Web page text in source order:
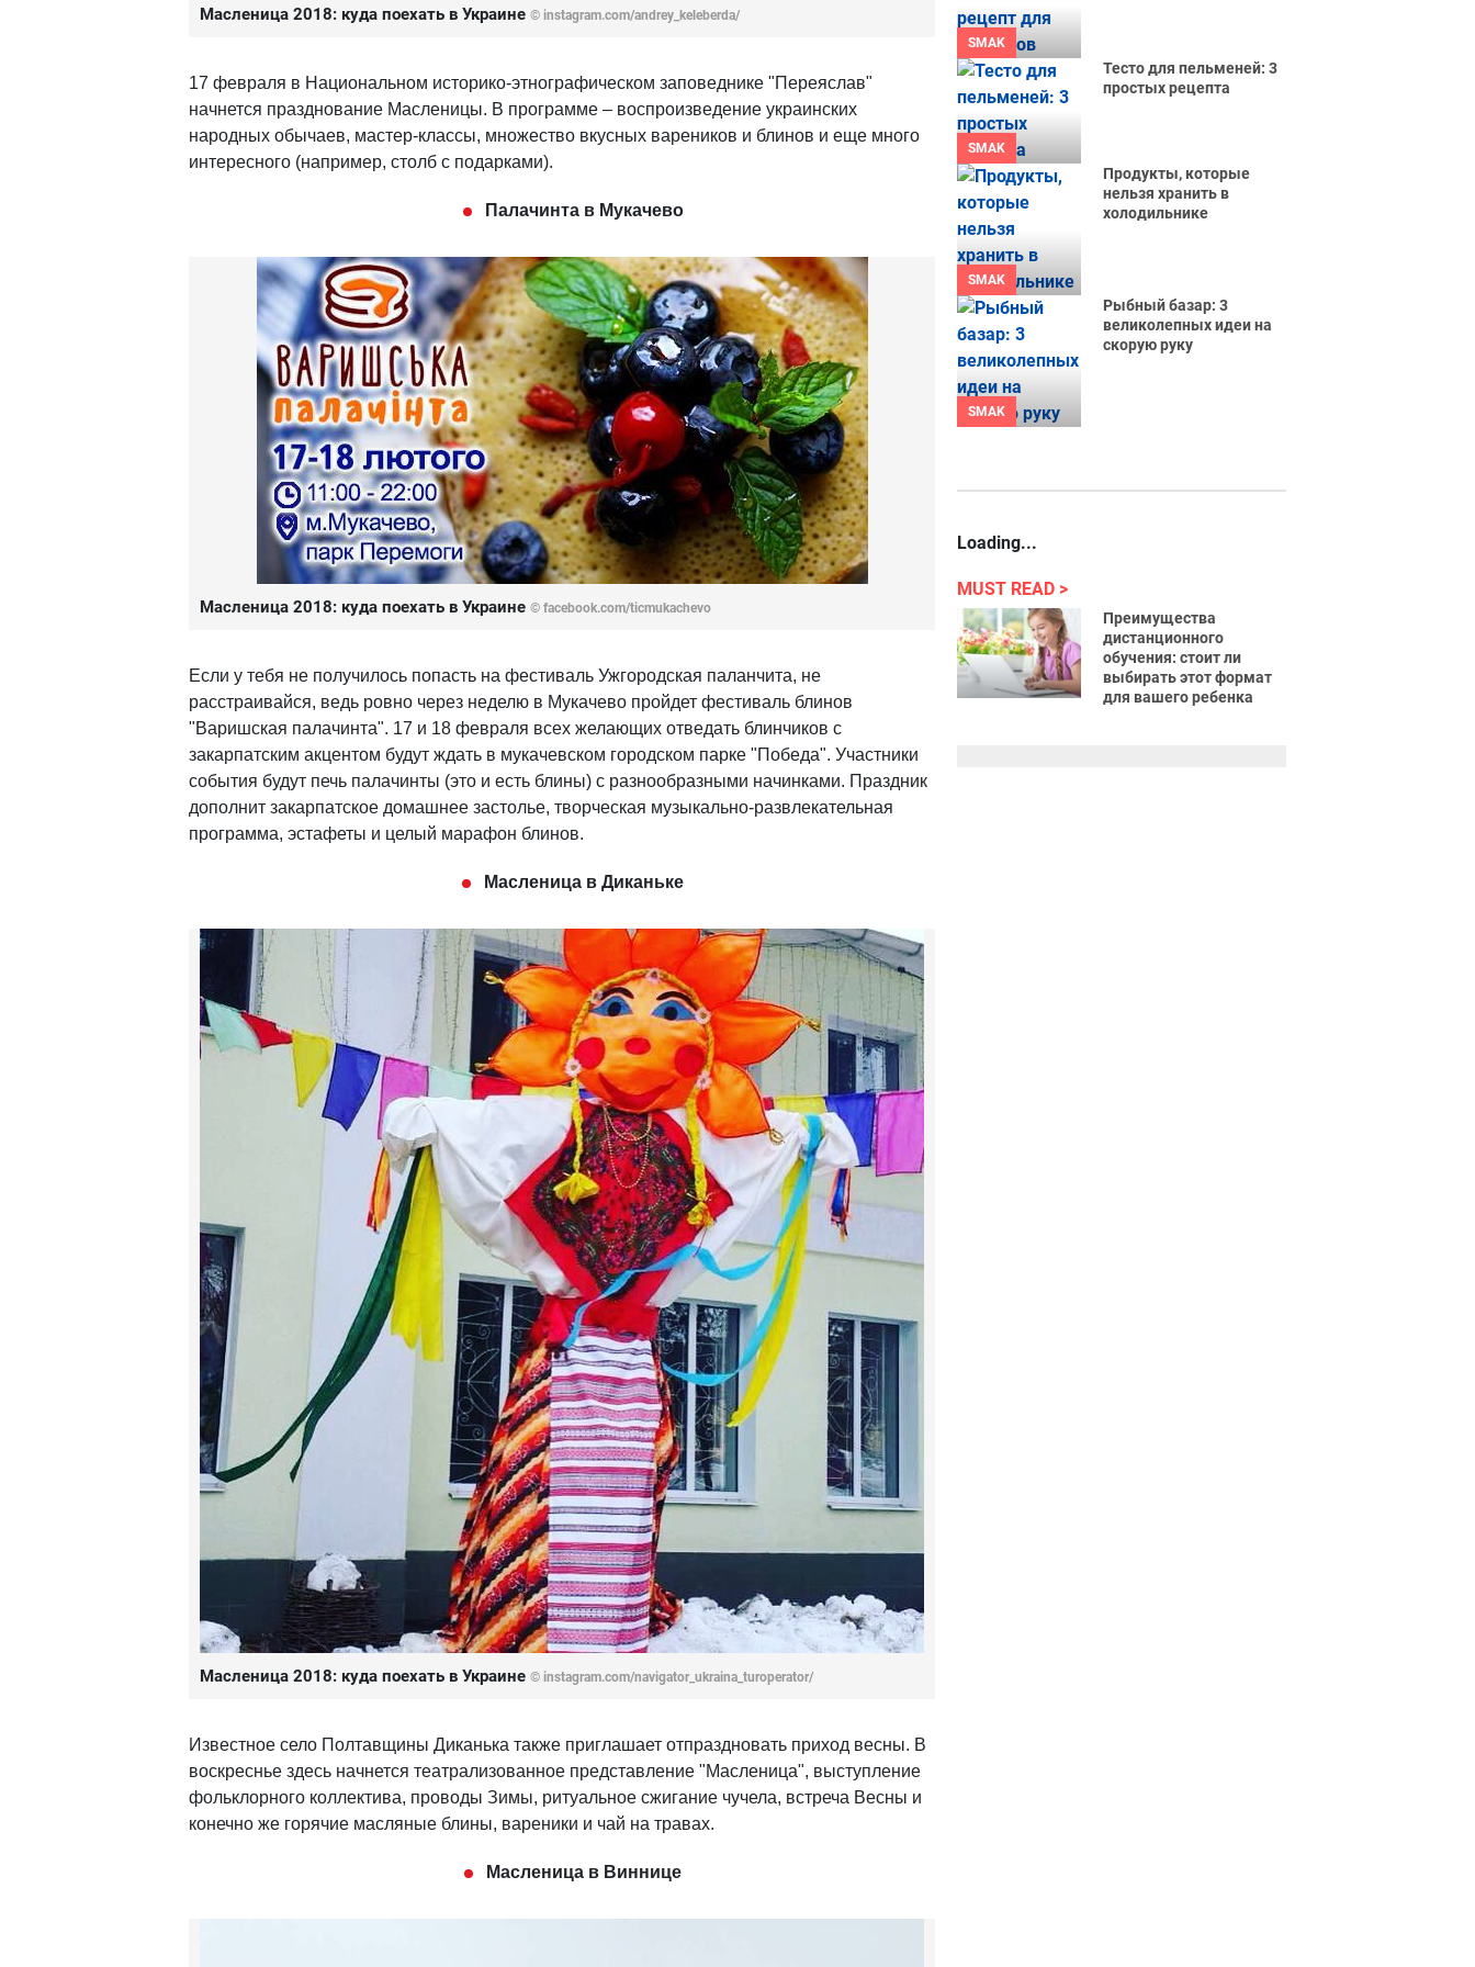
Масленица 2018: куда поехать в Украине © instagram.com/andrey_keleberda/
17 февраля в Национальном историко-этнографическом заповеднике "Переяслав"
начнется празднование Масленицы. В программе – воспроизведение украинских
народных обычаев, мастер-классы, множество вкусных вареников и блинов и еще много
интересного (например, столб с подарками).
Палачинта в Мукачево
Масленица 2018: куда поехать в Украине © facebook.com/ticmukachevo
Если у тебя не получилось попасть на фестиваль Ужгородская паланчита, не
расстраивайся, ведь ровно через неделю в Мукачево пройдет фестиваль блинов
"Варишская палачинта". 17 и 18 февраля всех желающих отведать блинчиков с
закарпатским акцентом будут ждать в мукачевском городском парке "Победа". Участники
события будут печь палачинты (это и есть блины) с разнообразными начинками. Праздник
дополнит закарпатское домашнее застолье, творческая музыкально-развлекательная
программа, эстафеты и целый марафон блинов.
Масленица в Диканьке
Масленица 2018: куда поехать в Украине © instagram.com/navigator_ukraina_turoperator/
Известное село Полтавщины Диканька также приглашает отпраздновать приход весны. В
воскреснье здесь начнется театрализованное представление "Масленица", выступление
фольклорного коллектива, проводы Зимы, ритуальное сжигание чучела, встреча Весны и
конечно же горячие масляные блины, вареники и чай на травах.
Масленица в Виннице
SMAK
SMAK
Тесто для пельменей: 3
простых рецепта
SMAK
Продукты, которые
нельзя хранить в
холодильнике
SMAK
Рыбный базар: 3
великолепных идеи на
скорую руку
Loading...
MUST READ
Преимущества
дистанционного
обучения: стоит ли
выбирать этот формат
для вашего ребенка